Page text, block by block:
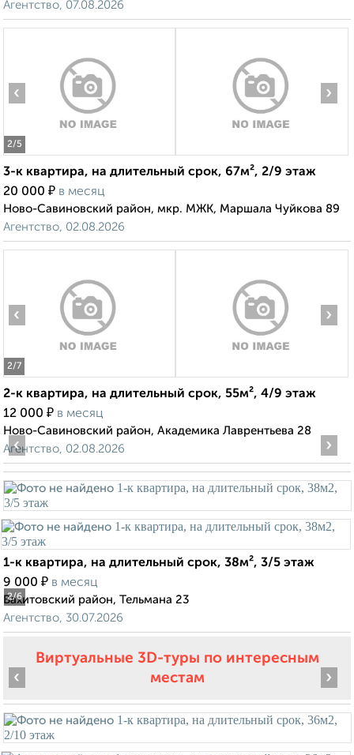
Агентство, 07.08.2026
2/5
‹ ›
3-к квартира, на длительный срок, 67м², 2/9 этаж
20 000 ₽ в месяц
Ново-Савиновский район, мкр. МЖК, Маршала Чуйкова 89
Агентство, 02.08.2026
2/7
‹ ›
2-к квартира, на длительный срок, 55м², 4/9 этаж
12 000 ₽ в месяц
Ново-Савиновский район, Академика Лаврентьева 28
Агентство, 02.08.2026
2/6
‹ ›
1-к квартира, на длительный срок, 38м², 3/5 этаж
9 000 ₽ в месяц
Вахитовский район, Тельмана 23
Агентство, 30.07.2026
Виртуальные 3D-туры по интересным
местам
‹ ›